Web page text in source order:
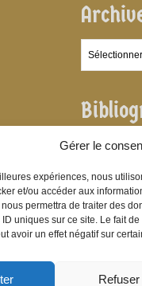
Gérer le
expériences, nous
et/ou accéder aux
permettra de traiter des
uniques sur ce site. Le fait
avoir un effet négatif sur
Refuser
Bibliographie